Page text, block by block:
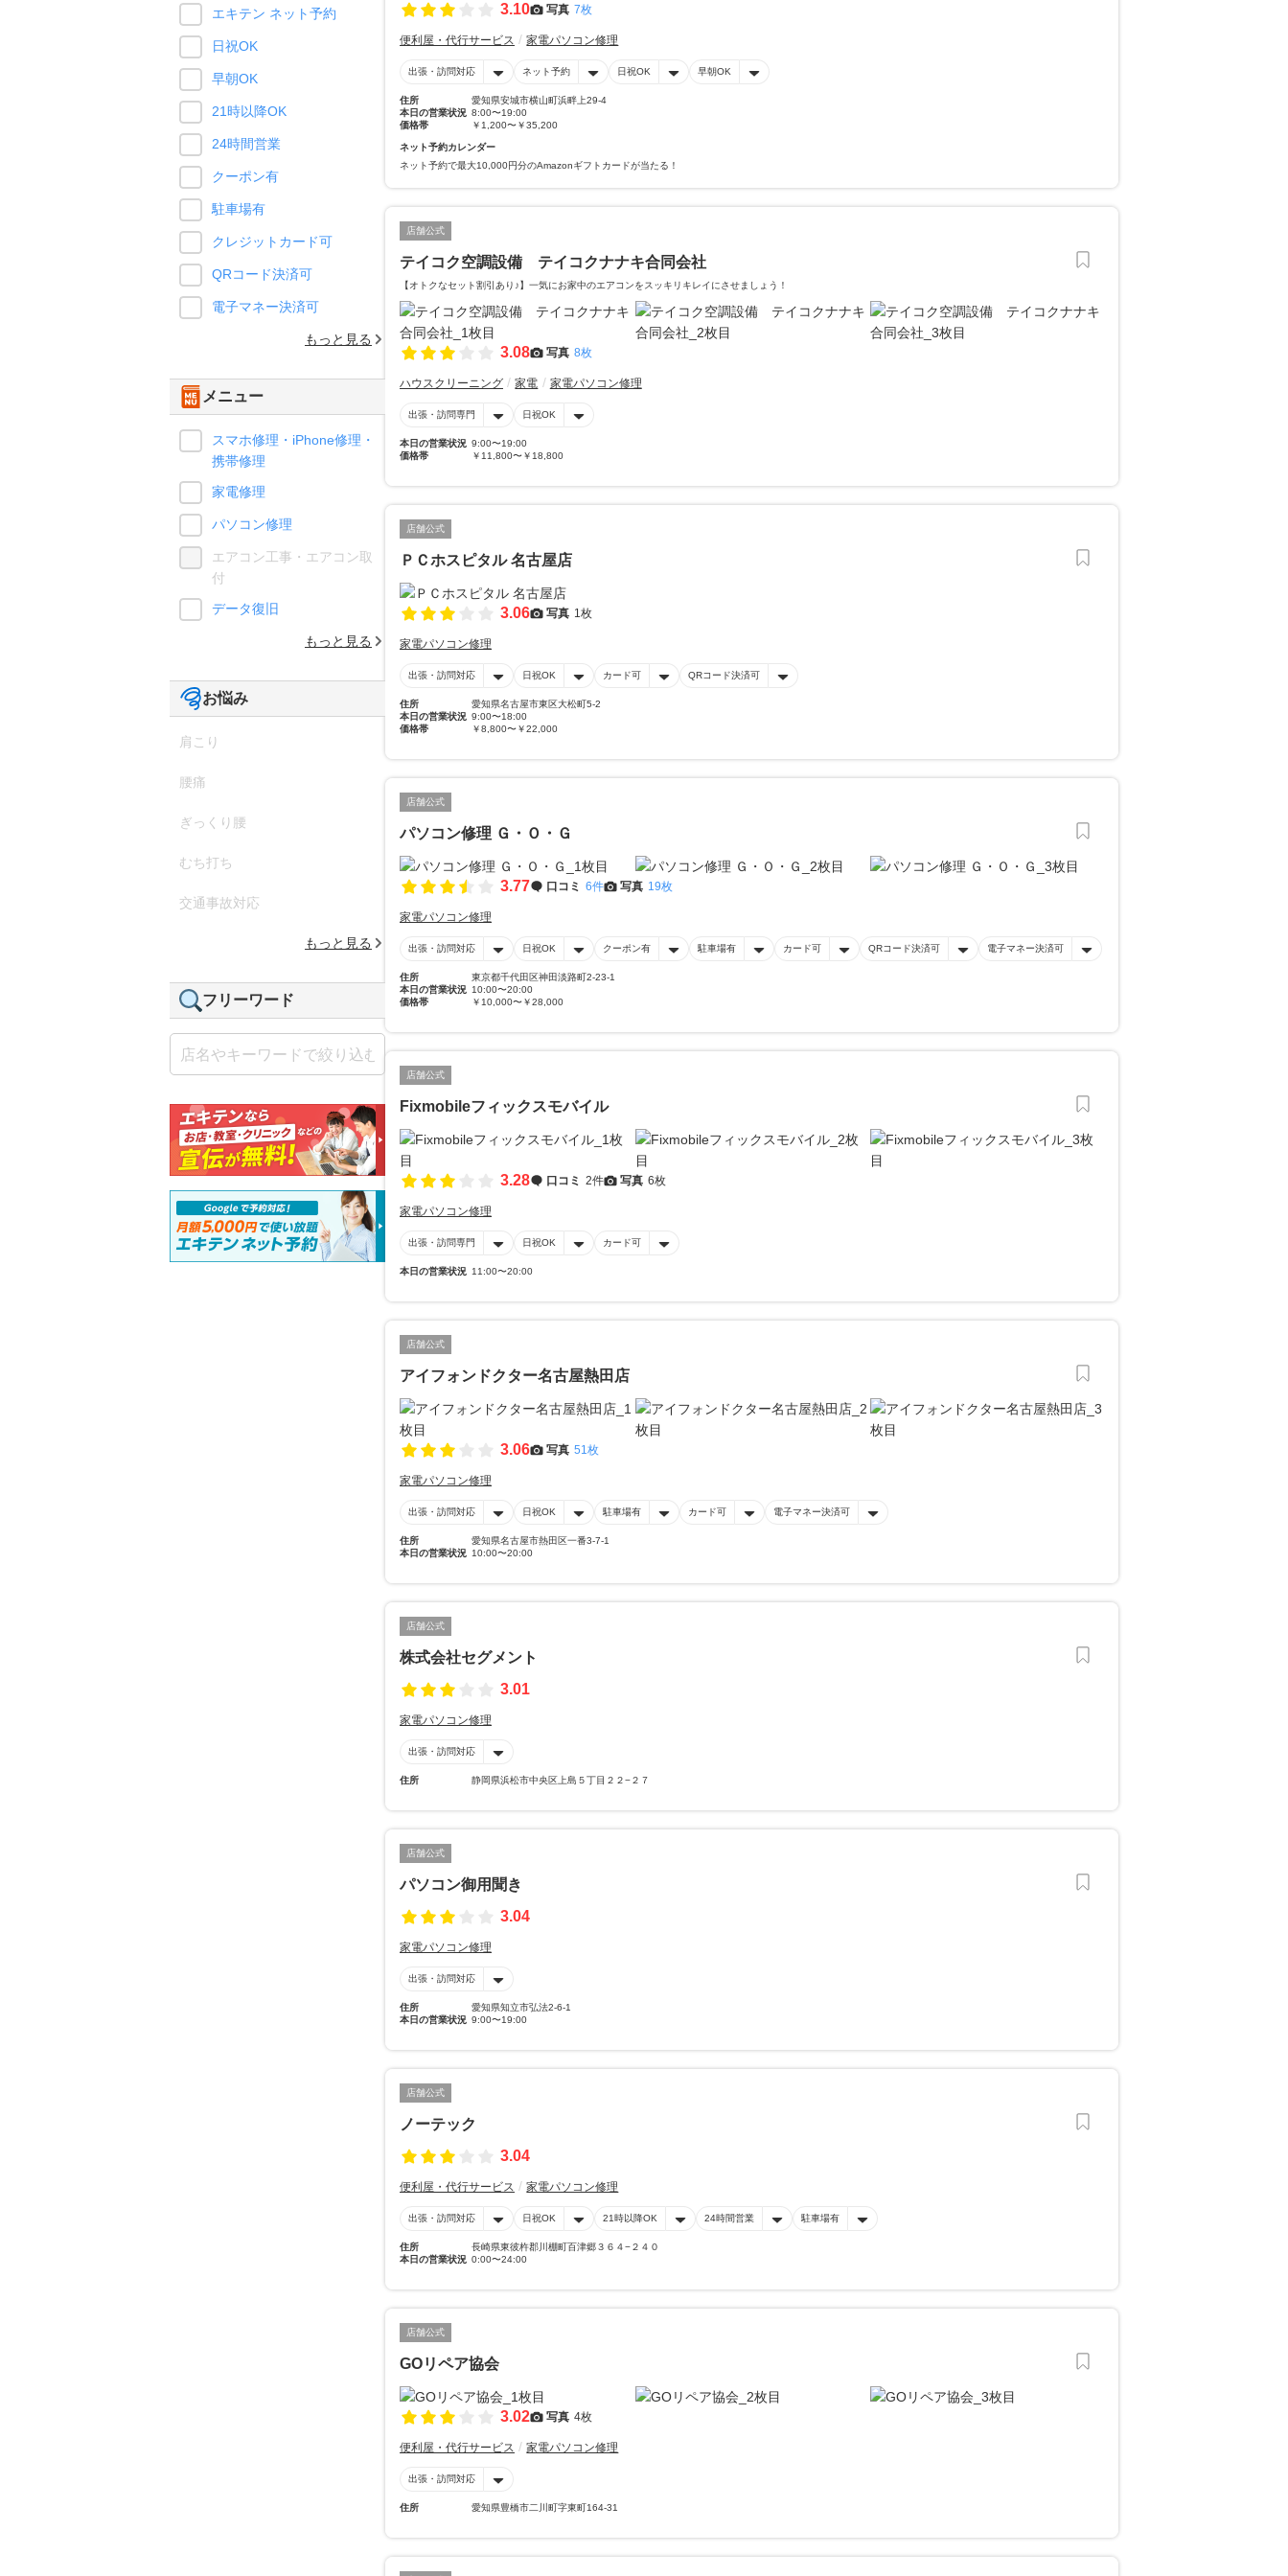
3.10 写真 7枚
便利屋・代行サービス 家電パソコン修理
出張・訪問対応 ネット予約 日祝OK 早朝OK
住所
愛知県安城市横山町浜畔上29-4
本日の営業状況 8:00〜19:00
価格帯
￥1,200〜￥35,200
ネット予約カレンダー
ネット予約で最大10,000円分のAmazonギフトカードが当たる！
店舗公式
テイコク空調設備 テイコクナナキ合同会社
【オトクなセット割引あり♪】一気にお家中のエアコンをスッキリキレイにさせましょう！
3.08 写真 8枚
ハウスクリーニング 家電 家電パソコン修理
出張・訪問専門 日祝OK
本日の営業状況 9:00〜19:00
価格帯
￥11,800〜￥18,800
店舗公式
ＰＣホスピタル 名古屋店
3.06 写真 1枚
家電パソコン修理
出張・訪問対応 日祝OK カード可 QRコード決済可
住所
愛知県名古屋市東区大松町5-2
本日の営業状況 9:00〜18:00
価格帯
￥8,800〜￥22,000
店舗公式
パソコン修理 Ｇ・Ｏ・Ｇ
3.77 口コミ 6件 写真 19枚
家電パソコン修理
出張・訪問対応 日祝OK クーポン有 駐車場有 カード可 QRコード決済可 電子マネー決済可
住所
東京都千代田区神田淡路町2-23-1
本日の営業状況 10:00〜20:00
価格帯
￥10,000〜￥28,000
店舗公式
Fixmobileフィックスモバイル
3.28 口コミ 2件 写真 6枚
家電パソコン修理
出張・訪問専門 日祝OK カード可
本日の営業状況 11:00〜20:00
店舗公式
アイフォンドクター名古屋熱田店
3.06 写真 51枚
家電パソコン修理
出張・訪問対応 日祝OK 駐車場有 カード可 電子マネー決済可
住所
愛知県名古屋市熱田区一番3-7-1
本日の営業状況 10:00〜20:00
店舗公式
株式会社セグメント
3.01
家電パソコン修理
出張・訪問対応
住所 静岡県浜松市中央区上島５丁目２２−２７
店舗公式
パソコン御用聞き
3.04
家電パソコン修理
出張・訪問対応
住所
愛知県知立市弘法2-6-1
本日の営業状況 9:00〜19:00
店舗公式
ノーテック
3.04
便利屋・代行サービス 家電パソコン修理
出張・訪問対応 日祝OK 21時以降OK 24時間営業 駐車場有
住所
長崎県東彼杵郡川棚町百津郷３６４−２４０
本日の営業状況 0:00〜24:00
店舗公式
GOリペア協会
3.02 写真 4枚
便利屋・代行サービス 家電パソコン修理
出張・訪問対応
住所 愛知県豊橋市二川町字東町164-31
エキテン ネット予約
日祝OK
早朝OK
21時以降OK
24時間営業
クーポン有
駐車場有
クレジットカード可
QRコード決済可
電子マネー決済可
もっと見る
メニュー
スマホ修理・iPhone修理・
携帯修理
家電修理
パソコン修理
エアコン工事・エアコン取
付
データ復旧
もっと見る
お悩み
肩こり
腰痛
ぎっくり腰
むち打ち
交通事故対応
もっと見る
フリーワード